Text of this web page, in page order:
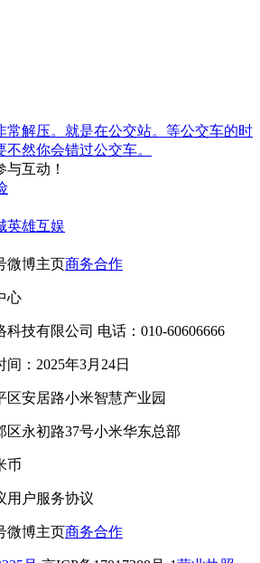
常解压。就是在公交站。等公交车的时
然你会错过公交车。
互动！
英雄互娱
微博主页商务合作
心
技有限公司 电话：010-60606666
间：2025年3月24日
区安居路小米智慧产业园
区永初路37号小米华东总部
币
用户服务协议
微博主页商务合作